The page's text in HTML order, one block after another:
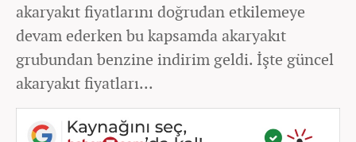
akaryakıt fiyatlarını doğrudan etkilemeye
devam ederken bu kapsamda akaryakıt
grubundan benzine indirim geldi. İşte güncel
akaryakıt fiyatları...